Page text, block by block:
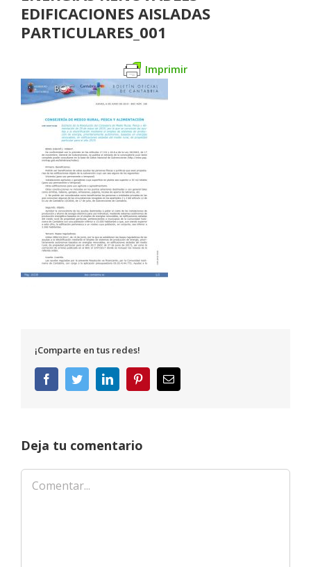
EDIFICACIONES AISLADAS
PARTICULARES_001
Imprimir
¡Comparte en tus redes!
FacebookTwitterLinkedInPinterestCorreo
electrónico
Deja tu comentario
Comentar